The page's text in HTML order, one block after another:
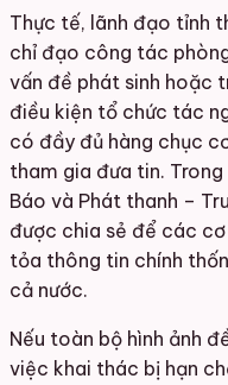
Thực tế, lãnh đạo tỉnh
chỉ đạo công tác
vấn đề phát sinh hoặc
điều kiện tổ chức tác
có đầy đủ hàng chục
tham gia đưa tin. Trong
Báo và Phát thanh –
được chia sẻ để các
tỏa thông tin chính
cả nước.
Nếu toàn bộ hình ảnh
việc khai thác bị hạn